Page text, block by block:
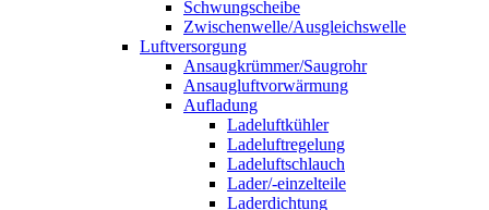
Schwungscheibe
Zwischenwelle/Ausgleichswelle
Luftversorgung
Ansaugkrümmer/Saugrohr
Ansaugluftvorwärmung
Aufladung
Ladeluftkühler
Ladeluftregelung
Ladeluftschlauch
Lader/-einzelteile
Laderdichtung